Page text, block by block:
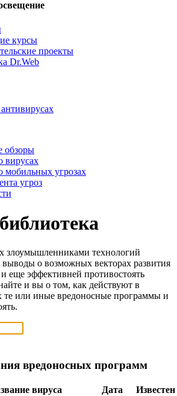
курсы
проекты
Dr.Web
обзоры
вирусах
мобильных угрозах
угроз
злоумышленниками технологий
выводы о возможных векторах развития
еще эффективней противостоять
и вы о том, как действуют в
те или иные вредоносные программы и
вредоносных программ
вируса Дата
Известен